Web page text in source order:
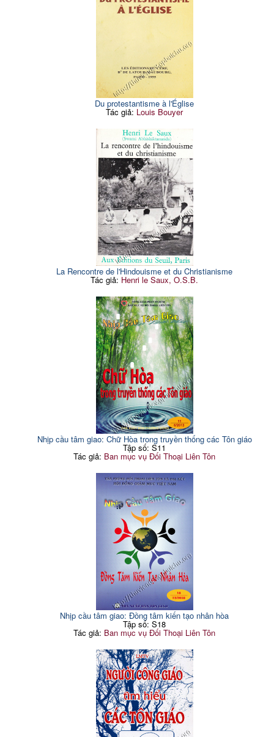
Du protestantisme à l'Église
Tác giả: Louis Bouyer
La Rencontre de l'Hindouisme et du Christianisme
Tác giả: Henri le Saux, O.S.B.
Nhịp cầu tâm giao: Chữ Hòa trong truyền thống các Tôn giáo
Tập số: S11
Tác giả: Ban mục vụ Đối Thoại Liên Tôn
Nhịp cầu tâm giao: Đồng tâm kiến tạo nhân hòa
Tập số: S18
Tác giả: Ban mục vụ Đối Thoại Liên Tôn